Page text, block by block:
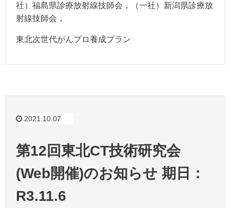
社）福島県診療放射線技師会，（一社）新潟県診療放
射線技師会，
東北次世代がんプロ養成プラン
2021.10.07
第12回東北CT技術研究会
(Web開催)のお知らせ 期日：
R3.11.6